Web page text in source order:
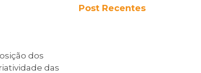
dos
das
Post Recentes